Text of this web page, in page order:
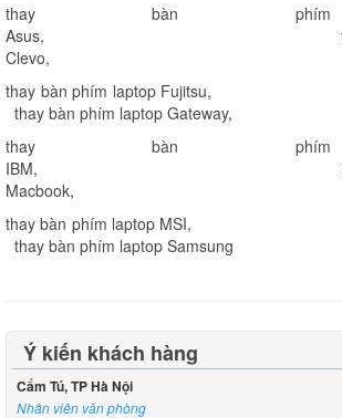
thay bàn phím
Asus,
Clevo,
thay bàn phím laptop Fujitsu,
thay bàn phím laptop Gateway,
thay bàn phím
IBM,
Macbook,
thay bàn phím laptop MSI,
thay bàn phím laptop Samsung
Ý kiến khách hàng
Cẩm Tú, TP Hà Nội
Nhân viên văn phòng